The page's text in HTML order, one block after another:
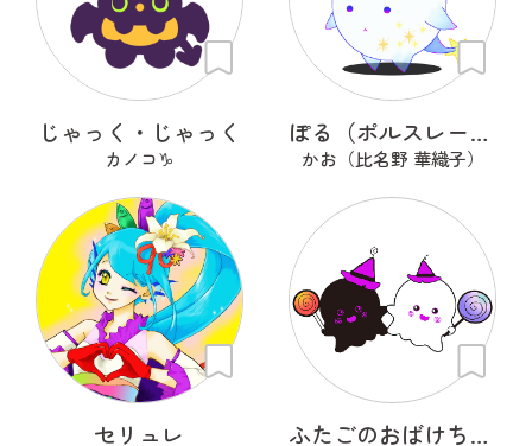
じゃっく・じゃっく
カノコ♑
ぽる（ポルスレーヌ）
かお（比名野 華織子）
セリュレ ふたごのおばけちゃん！くろんとしろん